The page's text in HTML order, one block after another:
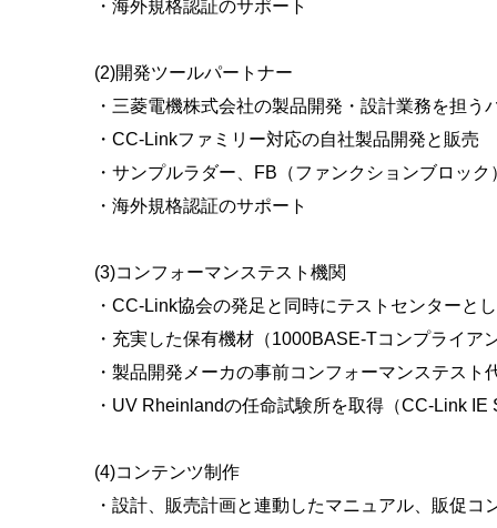
・海外規格認証のサポート
(2)開発ツールパートナー
・三菱電機株式会社の製品開発・設計業務を担う
・CC-Linkファミリー対応の自社製品開発と販売
・サンプルラダー、FB（ファンクションブロッ
・海外規格認証のサポート
(3)コンフォーマンステスト機関
・CC-Link協会の発足と同時にテストセンターと
・充実した保有機材（1000BASE-Tコンプライア
・製品開発メーカの事前コンフォーマンステスト
・UV Rheinlandの任命試験所を取得（CC-Link
(4)コンテンツ制作
・設計、販売計画と連動したマニュアル、販促コ